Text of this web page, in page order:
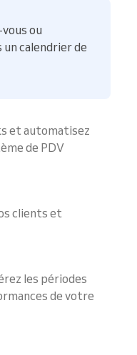
ou
calendrier de
et automatisez
de PDV
clients et
les périodes
de votre